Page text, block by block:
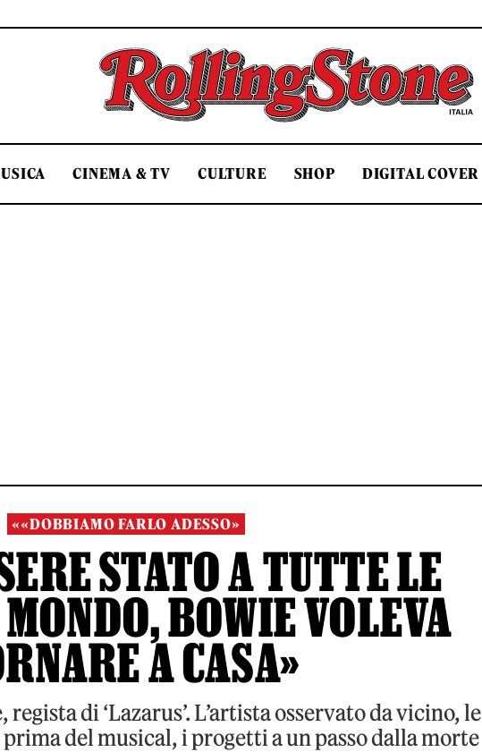
Rolling Stone Italia
CINEMA & TV CULTURE SHOP DIGITAL COVER
««DOBBIAMO FARLO ADESSO»
STATO A TUTTE LE
BOWIE VOLEVA
A CASA»
di ‘Lazarus’. L’artista osservato da vicino, le
del musical, i progetti a un passo dalla morte